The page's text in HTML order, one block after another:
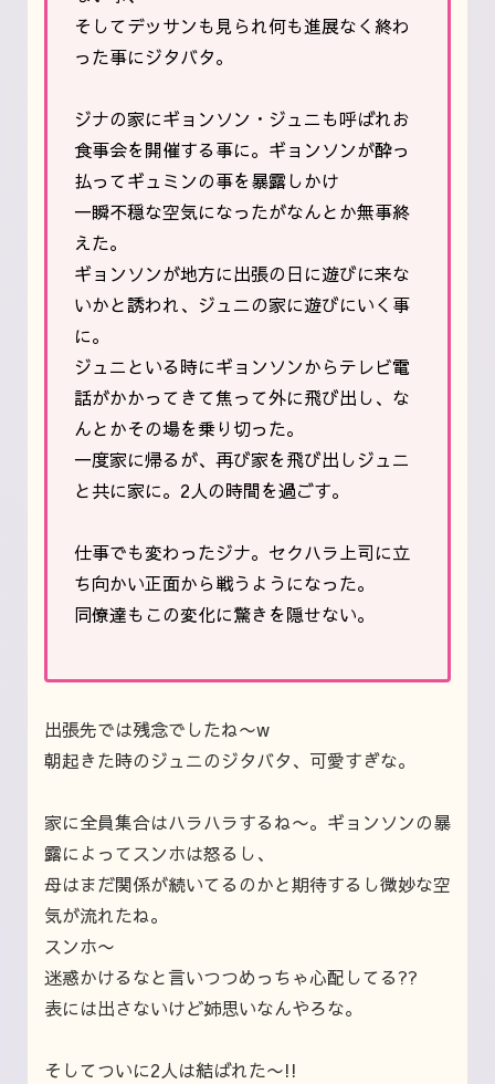
そしてデッサンも見られ何も進展なく終わ
った事にジタバタ。
ジナの家にギョンソン・ジュニも呼ばれお
食事会を開催する事に。ギョンソンが酔っ
払ってギュミンの事を暴露しかけ
一瞬不穏な空気になったがなんとか無事終
えた。
ギョンソンが地方に出張の日に遊びに来な
いかと誘われ、ジュニの家に遊びにいく事
に。
ジュニといる時にギョンソンからテレビ電
話がかかってきて焦って外に飛び出し、な
んとかその場を乗り切った。
一度家に帰るが、再び家を飛び出しジュニ
と共に家に。2人の時間を過ごす。
仕事でも変わったジナ。セクハラ上司に立
ち向かい正面から戦うようになった。
同僚達もこの変化に驚きを隠せない。
出張先では残念でしたね〜w
朝起きた時のジュニのジタバタ、可愛すぎな。
家に全員集合はハラハラするね〜。ギョンソンの暴
露によってスンホは怒るし、
母はまだ関係が続いてるのかと期待するし微妙な空
気が流れたね。
スンホ〜
迷惑かけるなと言いつつめっちゃ心配してる??
表には出さないけど姉思いなんやろな。
そしてついに2人は結ばれた〜!!